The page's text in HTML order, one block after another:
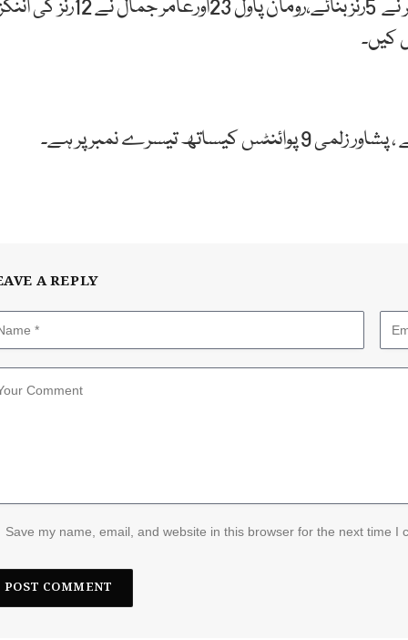
نمایاں رہے،حسیب اللہ خان31،آصف علی11اورٹام کوہلر نے 5رنز بنائے،رومان پاول 23اورعامر جمال نے
A REPLY
Save my name, email, and website in this browser for the next time I